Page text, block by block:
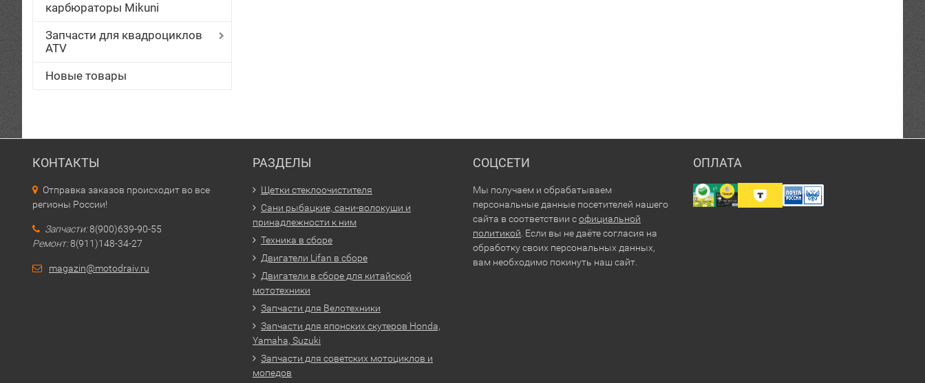
карбюраторы Mikuni
Запчасти для квадроциклов
ATV
Новые товары
КОНТАКТЫ
Отправка заказов происходит во все
регионы России!
Запчасти:8(900)639-90-55
Ремонт:8(911)148-34-27
magazin@motodraiv.ru
РАЗДЕЛЫ
Щетки стеклоочистителя
Сани рыбацкие, сани-волокуши и
принадлежности к ним
Техника в сборе
Двигатели Lifan в сборе
Двигатели в сборе для китайской
мототехники
Запчасти для Велотехники
Запчасти для японских скутеров Honda,
Yamaha, Suzuki
Запчасти для советских мотоциклов и
мопедов
СОЦСЕТИ
Мы получаем и обрабатываем
персональные данные посетителей нашего
сайта в соответствии софициальной
политикой . Если вы не даёте согласия на
обработку своих персональных данных,
вам необходимо покинуть наш сайт.
ОПЛАТА